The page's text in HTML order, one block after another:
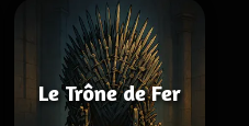
Le Trône de Fer